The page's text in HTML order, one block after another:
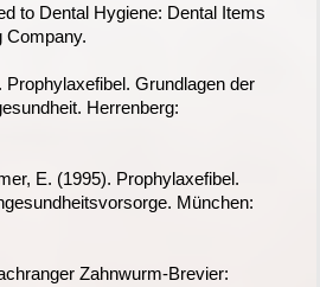
to Dental Hygiene: Dental Items
Company.
Prophylaxefibel. Grundlagen der
Herrenberg:
E. (1995). Prophylaxefibel.
München:
Zahnwurm-Brevier: